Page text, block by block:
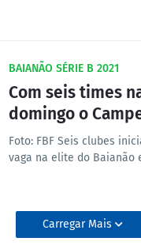
BAIANÃO SÉRIE B 2021
Com seis times
domingo o
Foto: FBF Seis clubes
vaga na elite do Baianão
Carregar Mais